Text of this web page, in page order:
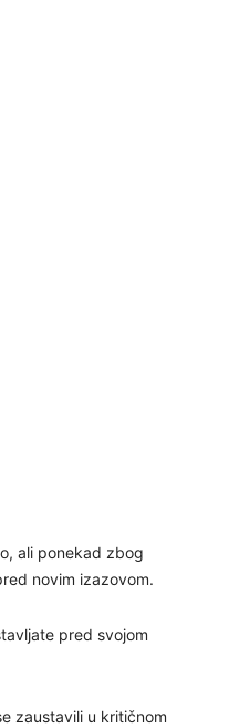
ali ponekad zbog
novim izazovom.
pred svojom
zaustavili u kritičnom